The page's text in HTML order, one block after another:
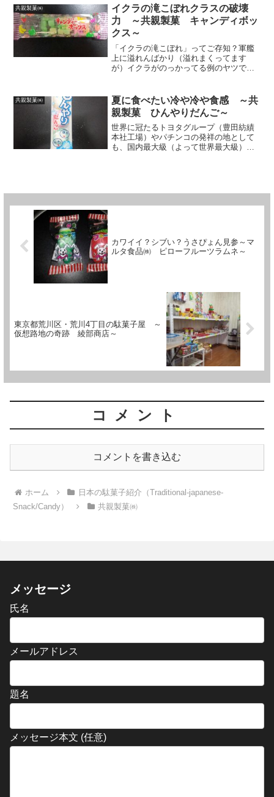
するは、モッチモチな食感の駄菓子で有
名、名古屋市西区の駄菓子...
共親製菓㈱
イクラの滝こぼれクラスの破壊
力 ～共親製菓 キャンディボッ
クス～
「イクラの滝こぼれ」ってご存知？軍艦
上に溢れんばかり（溢れまくってます
が）イクラがのっかってる例のヤツでガ
～。なので「イクラの滝こぼれ」をはじ
めて見た際は、「味なまねしや...
共親製菓㈱
夏に食べたい冷や冷や食感 ～共
親製菓 ひんやりだんご～
世界に冠たるトヨタグループ（豊田紡績
本社工場）やパチンコの発祥の地として
も、国内最大級（よって世界最大級）の
カワイイ？シブい？うさぴょん見参～マ
ルタ食品㈱ ピローフルーツラムネ～
東京都荒川区・荒川4丁目の駄菓子屋 ～
仮想路地の奇跡 綾部商店～
コメント
コメントを書き込む
ホーム
日本の駄菓子紹介（Traditional-japanese-
Snack/Candy）
共親製菓㈱
メッセージ
氏名
メールアドレス
題名
メッセージ本文 (任意)